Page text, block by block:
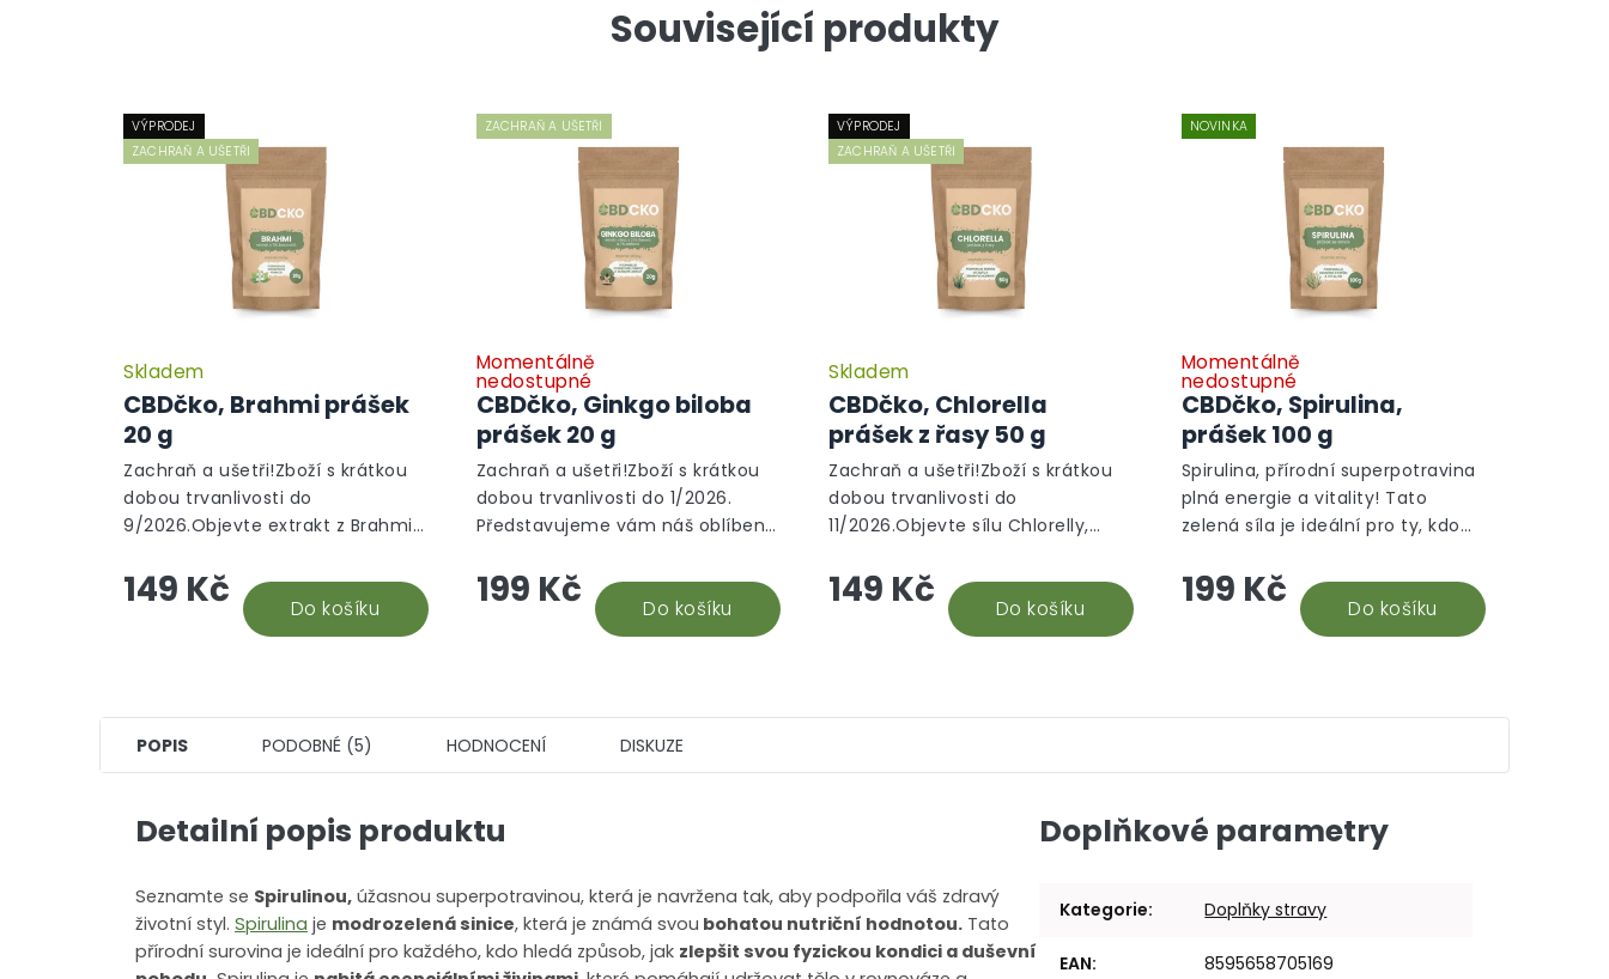
Související produkty
VÝPRODEJ
ZACHRAŇ A UŠETŘI
CBDčko, Brahmi prášek
20 g
Skladem
149 Kč Do košíku
Zachraň a ušetři!Zboží s krátkou
dobou trvanlivosti do
9/2026.Objevte extrakt z Brahmi
mozek. Tato úžasná rostlina,
ceněná už v ajurvédské...
ZACHRAŇ A UŠETŘI
CBDčko, Ginkgo biloba
prášek 20 g
Momentálně
nedostupné
199 Kč Do košíku
Zachraň a ušetři!Zboží s krátkou
dobou trvanlivosti do 1/2026.
Představujeme vám náš oblíbený
biloby! Tento úžasný produkt je
stvořený pro...
VÝPRODEJ
ZACHRAŇ A UŠETŘI
CBDčko, Chlorella
prášek z řasy 50 g
Skladem
149 Kč Do košíku
Zachraň a ušetři!Zboží s krátkou
dobou trvanlivosti do
11/2026.Objevte sílu Chlorelly,
nabitá živinami. Chlorella je skvělá
pro každého, kdo...
NOVINKA
CBDčko, Spirulina,
prášek 100 g
Momentálně
nedostupné
199 Kč Do košíku
Spirulina, přírodní superpotravina
plná energie a vitality! Tato
zelená síla je ideální pro ty, kdo
energii a podpořit svou kondici....
POPIS PODOBNÉ (5) HODNOCENÍ DISKUZE
Detailní popis produktu
Seznamte se Spirulinou, úžasnou superpotravinou, která je navržena tak, aby podpořila váš zdravý
životní styl. Spirulina je modrozelená sinice, která je známá svou bohatou nutriční hodnotou. Tato
přírodní surovina je ideální pro každého, kdo hledá způsob, jak zlepšit svou fyzickou kondici a duševní
Doplňkové parametry
Kategorie: Doplňky stravy
EAN: 8595658705169